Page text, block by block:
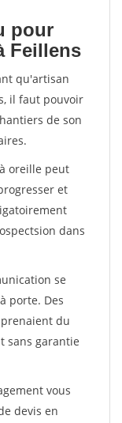
pour
Feillens
qu'artisan
il faut pouvoir
de son
oreille peut
et
dans
se
porte. Des
du
sans garantie
vous
devis en